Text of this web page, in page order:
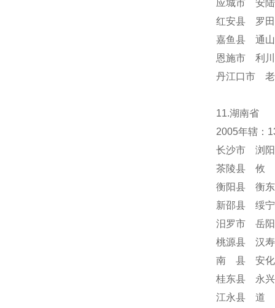
应城市 安
红安县 罗
嘉鱼县 通
恩施市 利
丹江口市
11.湖南省
2005年辖：
长沙市 浏
茶陵县 攸
衡阳县 衡
新邵县 绥
汨罗市 岳
桃源县 汉
南 县 安化
桂东县 永
江永县 道